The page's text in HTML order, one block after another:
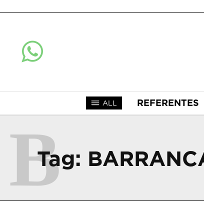
ALL REFERENTES
Tag:
B